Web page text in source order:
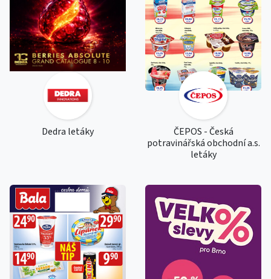
Dedra letáky
ČEPOS - Česká
potravinářská obchodní a.s.
letáky